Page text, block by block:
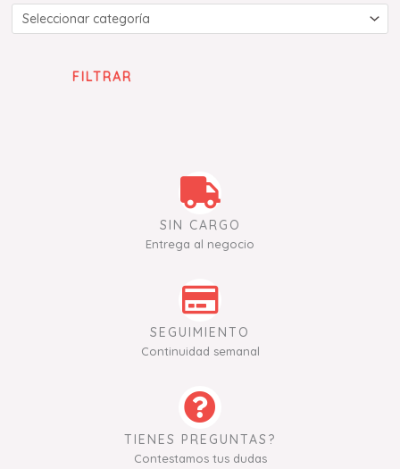
FILTRAR
SIN CARGO
Entrega al negocio
SEGUIMIENTO
Continuidad semanal
TIENES PREGUNTAS?
Contestamos tus dudas